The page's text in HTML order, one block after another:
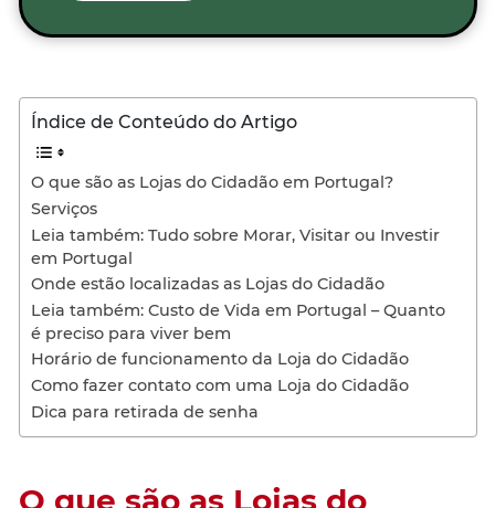
Índice de Conteúdo do Artigo
O que são as Lojas do Cidadão em Portugal?
Serviços
Leia também: Tudo sobre Morar, Visitar ou Investir
em Portugal
Onde estão localizadas as Lojas do Cidadão
Leia também: Custo de Vida em Portugal – Quanto
é preciso para viver bem
Horário de funcionamento da Loja do Cidadão
Como fazer contato com uma Loja do Cidadão
Dica para retirada de senha
O que são as Lojas do